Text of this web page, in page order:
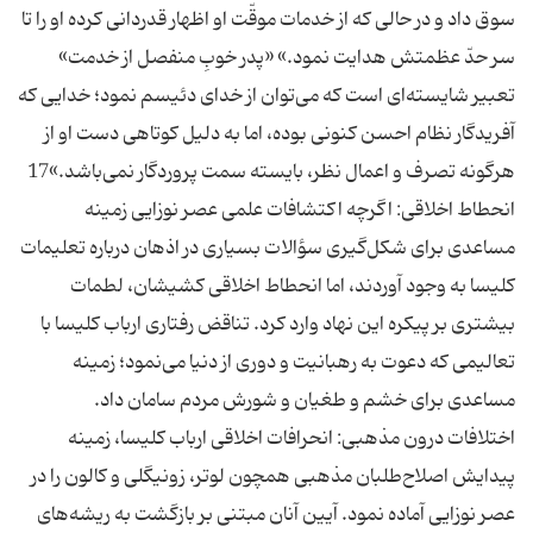
سوق داد و در حالى كه از خدمات موقّت او اظهار قدردانى كرده او را تا
سر حدّ عظمتش هدايت نمود.» «پدر خوبِ منفصل از خدمت»
تعبير شايسته‌اى است كه مى‌توان از خداى دئيسم نمود؛ خدايى كه
آفريدگار نظام احسن كنونى بوده، اما به دليل كوتاهى دست او از
هرگونه تصرف و اعمال نظر، بايسته سمت پروردگار نمى‌باشد.»17
انحطاط اخلاقى: اگرچه اكتشافات علمى عصر نوزايى زمينه
مساعدى براى شكل‌گيرى سؤالات بسيارى در اذهان درباره تعليمات
كليسا به وجود آوردند، اما انحطاط اخلاقى كشيشان، لطمات
بيشترى بر پيكره اين نهاد وارد كرد. تناقض رفتارى ارباب كليسا با
تعاليمى كه دعوت به رهبانيت و دورى از دنيا مى‌نمود؛ زمينه
مساعدى براى خشم و طغيان و شورش مردم سامان داد.
اختلافات درون مذهبى: انحرافات اخلاقى ارباب كليسا، زمينه
پيدايش اصلاح‌طلبان مذهبى همچون لوتر، زونيگلى و كالون را در
عصر نوزايى آماده نمود. آيين آنان مبتنى بر بازگشت به ريشه‌هاى